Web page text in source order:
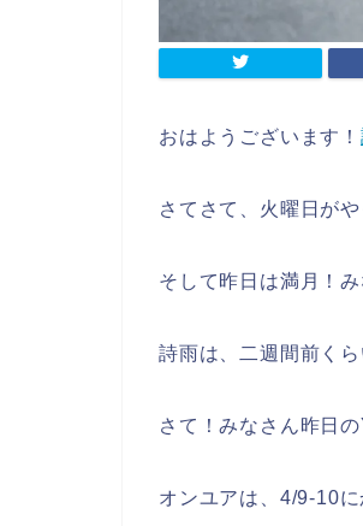
おはようございます！
さてさて、火曜日が
そして昨日は満月！
詩雨は、二週間前く
さて！みなさん昨日
オンユアは、4/9-10